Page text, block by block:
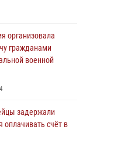
мужчину,
по Мурманской
России
организовала
гражданами
военной
4
задержали
оплачивать счёт в